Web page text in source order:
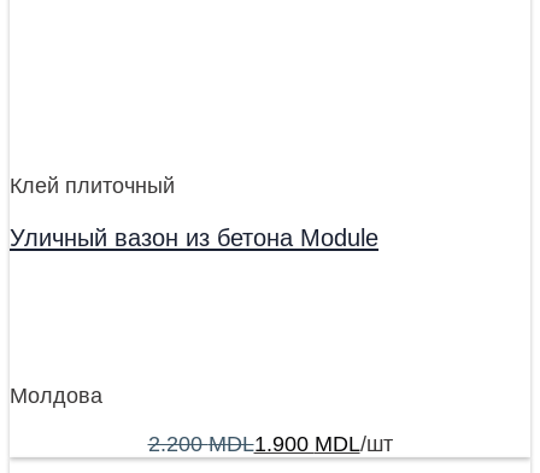
Клей плиточный
Уличный вазон из бетона Module
Молдова
2.200MDL1.900 MDL/шт